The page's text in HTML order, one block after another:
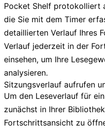
Pocket Shelf protokolliert
die Sie mit dem Timer
detaillierten Verlauf Ihres
Verlauf jederzeit in der
einsehen, um Ihre
analysieren.
Sitzungsverlauf aufrufen
Um den Leseverlauf für
zunächst in Ihrer
Fortschrittsansicht zu